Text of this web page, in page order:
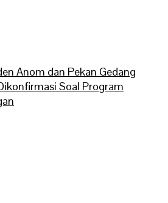
Anom dan Pekan Gedang
Soal Program